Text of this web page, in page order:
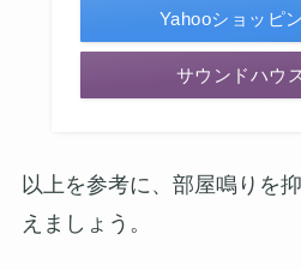
Yahooショッピ
サウンドハウ
以上を参考に、部屋鳴りを
えましょう。